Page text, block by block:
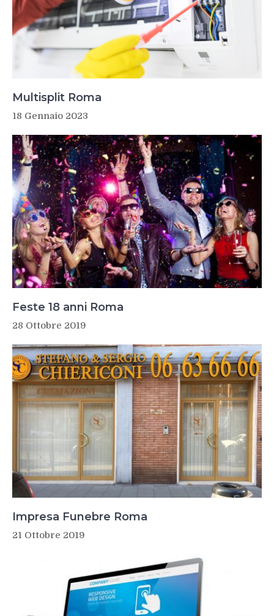
Multisplit Roma
18 Gennaio 2023
Feste 18 anni Roma
28 Ottobre 2019
Impresa Funebre Roma
21 Ottobre 2019